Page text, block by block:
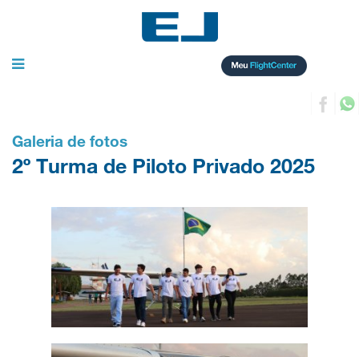
Toggle
Galeria de fotos
2º Turma de Piloto Privado 2025